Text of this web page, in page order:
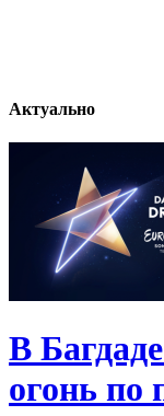
Актуально
В
огонь по